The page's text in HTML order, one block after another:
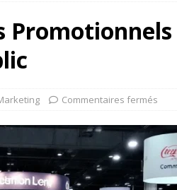
Promotionnels
Commentaires fermés